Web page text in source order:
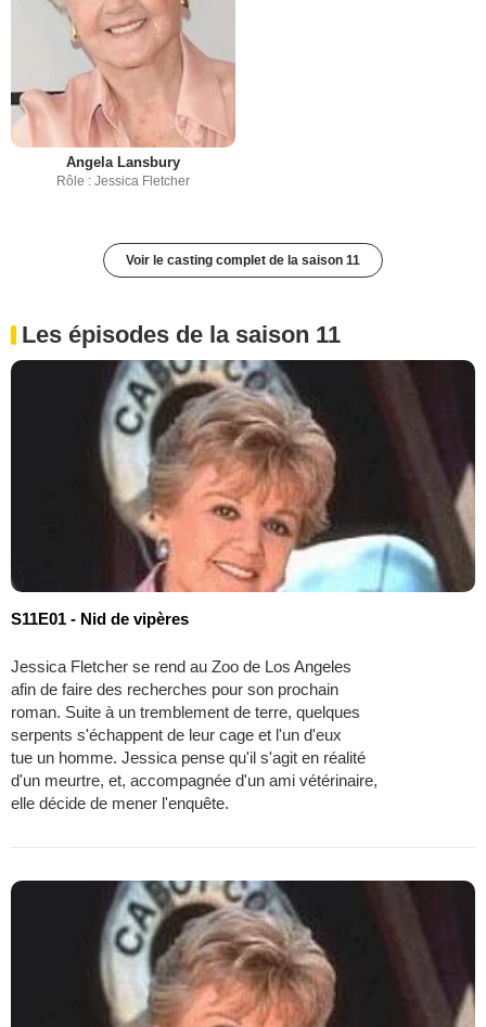
Angela Lansbury
Rôle : Jessica Fletcher
Voir le casting complet de la saison 11
Les épisodes de la saison 11
S11E01 - Nid de vipères
Jessica Fletcher se rend au Zoo de Los Angeles
afin de faire des recherches pour son prochain
roman. Suite à un tremblement de terre, quelques
serpents s'échappent de leur cage et l'un d'eux
tue un homme. Jessica pense qu'il s'agit en réalité
d'un meurtre, et, accompagnée d'un ami vétérinaire,
elle décide de mener l'enquête.